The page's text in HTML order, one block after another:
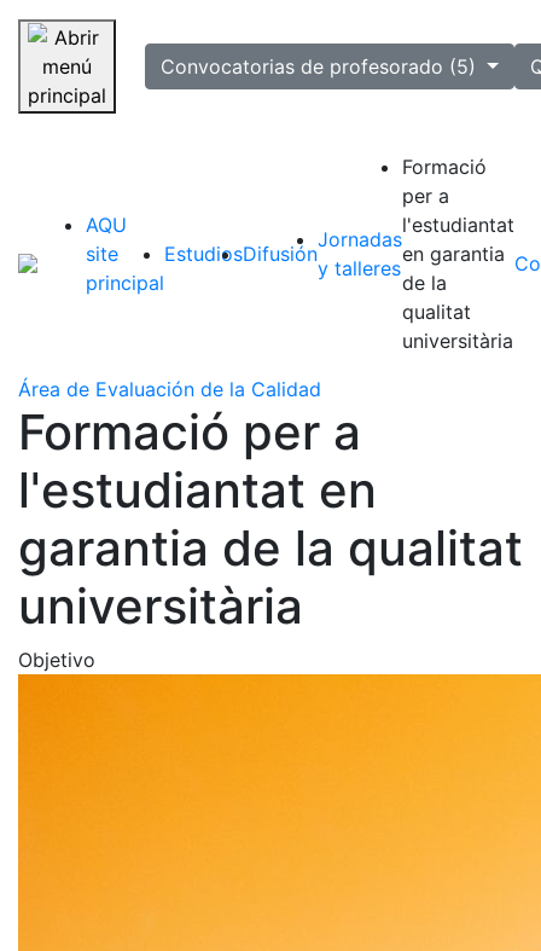
Saltar navegación
selectedConvocatorias de profesorado (5)
AQU
site
principal
EstudiosDifusión
Jornadas
y talleres
Formació
per a
l'estudiantat
en garantia
de la
qualitat
universitària
Área de Evaluación de la Calidad
Formació per a
l'estudiantat en
garantia de la qualitat
universitària
Objetivo